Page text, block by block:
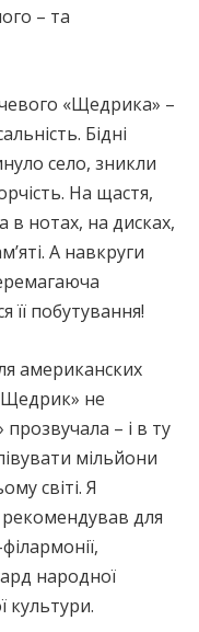
– та
«Щедрика» –
Бідні
село, зникли
На щастя,
в нотах, на дисках,
А навкруги
її побутування!
американских
не
прозвучала – і в ту
мільйони
світі. Я
для
народної
культури.